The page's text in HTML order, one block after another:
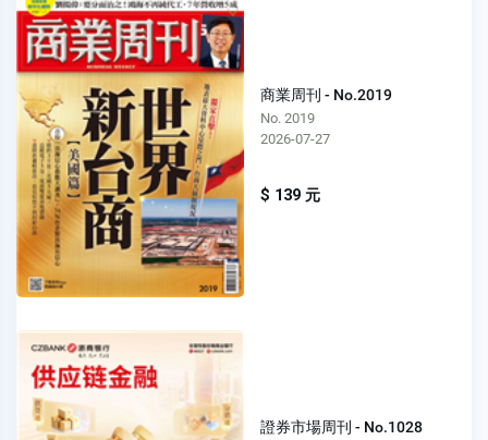
商業周刊 - No.2019
No. 2019
2026-07-27
$ 139 元
證券市場周刊 - No.1028